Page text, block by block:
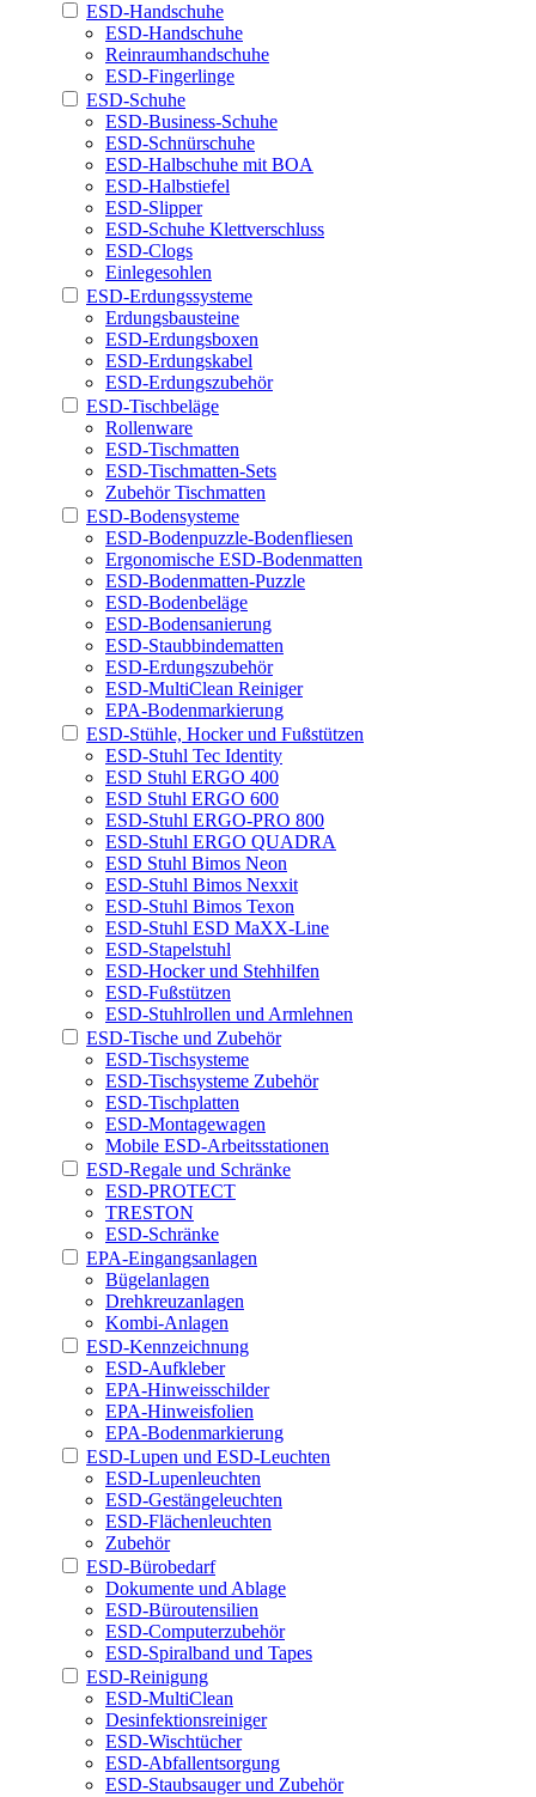
ESD-Handschuhe
ESD-Handschuhe
Reinraumhandschuhe
ESD-Fingerlinge
ESD-Schuhe
ESD-Business-Schuhe
ESD-Schnürschuhe
ESD-Halbschuhe mit BOA
ESD-Halbstiefel
ESD-Slipper
ESD-Schuhe Klettverschluss
ESD-Clogs
Einlegesohlen
ESD-Erdungssysteme
Erdungsbausteine
ESD-Erdungsboxen
ESD-Erdungskabel
ESD-Erdungszubehör
ESD-Tischbeläge
Rollenware
ESD-Tischmatten
ESD-Tischmatten-Sets
Zubehör Tischmatten
ESD-Bodensysteme
ESD-Bodenpuzzle-Bodenfliesen
Ergonomische ESD-Bodenmatten
ESD-Bodenmatten-Puzzle
ESD-Bodenbeläge
ESD-Bodensanierung
ESD-Staubbindematten
ESD-Erdungszubehör
ESD-MultiClean Reiniger
EPA-Bodenmarkierung
ESD-Stühle, Hocker und Fußstützen
ESD-Stuhl Tec Identity
ESD Stuhl ERGO 400
ESD Stuhl ERGO 600
ESD-Stuhl ERGO-PRO 800
ESD-Stuhl ERGO QUADRA
ESD Stuhl Bimos Neon
ESD-Stuhl Bimos Nexxit
ESD-Stuhl Bimos Texon
ESD-Stuhl ESD MaXX-Line
ESD-Stapelstuhl
ESD-Hocker und Stehhilfen
ESD-Fußstützen
ESD-Stuhlrollen und Armlehnen
ESD-Tische und Zubehör
ESD-Tischsysteme
ESD-Tischsysteme Zubehör
ESD-Tischplatten
ESD-Montagewagen
Mobile ESD-Arbeitsstationen
ESD-Regale und Schränke
ESD-PROTECT
TRESTON
ESD-Schränke
EPA-Eingangsanlagen
Bügelanlagen
Drehkreuzanlagen
Kombi-Anlagen
ESD-Kennzeichnung
ESD-Aufkleber
EPA-Hinweisschilder
EPA-Hinweisfolien
EPA-Bodenmarkierung
ESD-Lupen und ESD-Leuchten
ESD-Lupenleuchten
ESD-Gestängeleuchten
ESD-Flächenleuchten
Zubehör
ESD-Bürobedarf
Dokumente und Ablage
ESD-Büroutensilien
ESD-Computerzubehör
ESD-Spiralband und Tapes
ESD-Reinigung
ESD-MultiClean
Desinfektionsreiniger
ESD-Wischtücher
ESD-Abfallentsorgung
ESD-Staubsauger und Zubehör